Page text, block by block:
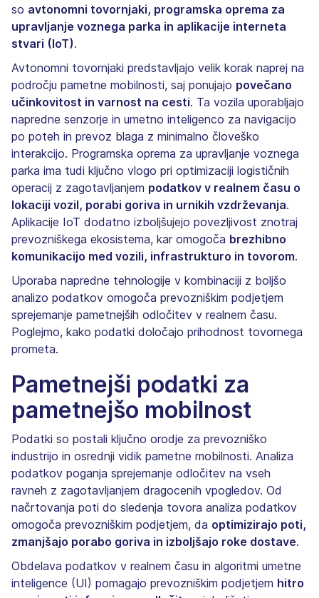
so avtonomni tovornjaki, programska oprema za
upravljanje voznega parka in aplikacije interneta
stvari (IoT).
Avtonomni tovornjaki predstavljajo velik korak naprej na
področju pametne mobilnosti, saj ponujajo povečano
učinkovitost in varnost na cesti. Ta vozila uporabljajo
napredne senzorje in umetno inteligenco za navigacijo
po poteh in prevoz blaga z minimalno človeško
interakcijo. Programska oprema za upravljanje voznega
parka ima tudi ključno vlogo pri optimizaciji logističnih
operacij z zagotavljanjem podatkov v realnem času o
lokaciji vozil, porabi goriva in urnikih vzdrževanja.
Aplikacije IoT dodatno izboljšujejo povezljivost znotraj
prevozniškega ekosistema, kar omogoča brezhibno
komunikacijo med vozili, infrastrukturo in tovorom.
Uporaba napredne tehnologije v kombinaciji z boljšo
analizo podatkov omogoča prevozniškim podjetjem
sprejemanje pametnejših odločitev v realnem času.
Poglejmo, kako podatki določajo prihodnost tovornega
prometa.
Pametnejši podatki za
pametnejšo mobilnost
Podatki so postali ključno orodje za prevozniško
industrijo in osrednji vidik pametne mobilnosti. Analiza
podatkov poganja sprejemanje odločitev na vseh
ravneh z zagotavljanjem dragocenih vpogledov. Od
načrtovanja poti do sledenja tovora analiza podatkov
omogoča prevozniškim podjetjem, da optimizirajo poti,
zmanjšajo porabo goriva in izboljšajo roke dostave.
Obdelava podatkov v realnem času in algoritmi umetne
inteligence (UI) pomagajo prevozniškim podjetjem hitro